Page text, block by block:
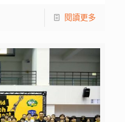
閱讀更多